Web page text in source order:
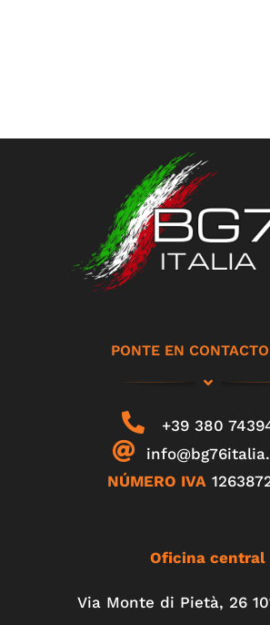
PONTE EN
+39 380
NÚMERO IVA
Oficina central
Via Monte di Pietà, 26